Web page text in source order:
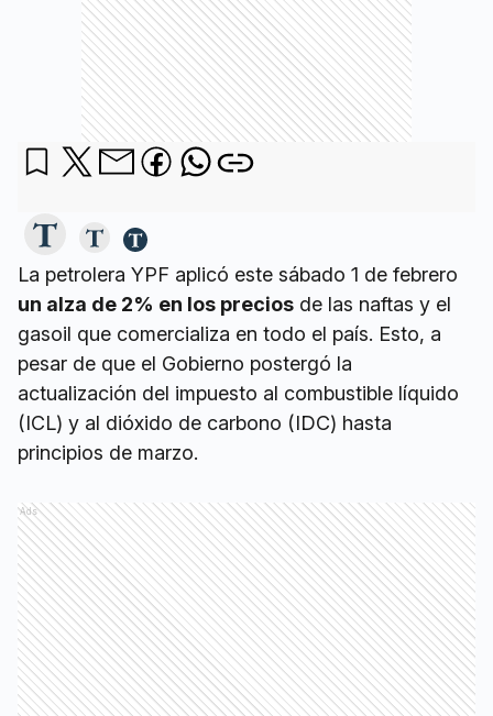
La petrolera YPF aplicó este sábado 1 de febrero
un alza de 2% en los precios de las naftas y el
gasoil que comercializa en todo el país. Esto, a
pesar de que el Gobierno postergó la
actualización del impuesto al combustible líquido
(ICL) y al dióxido de carbono (IDC) hasta
principios de marzo.
Ads